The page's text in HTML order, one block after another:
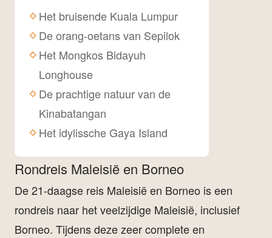
Rondreis Maleisië en Borneo
De 21-daagse reis Maleisië en Borneo is een
rondreis naar het veelzijdige Maleisië, inclusief
Borneo. Tijdens deze zeer complete en
Het bruisende Kuala Lumpur
De orang-oetans van Sepilok
Het Mongkos Bidayuh
Longhouse
De prachtige natuur van de
Kinabatangan
Het idylissche Gaya Island